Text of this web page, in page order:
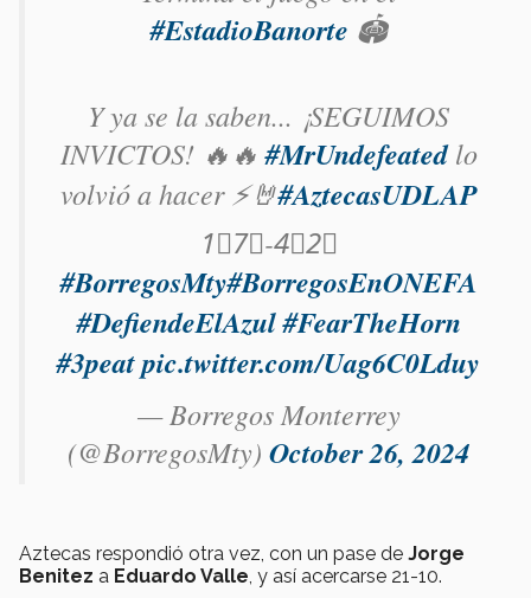
#EstadioBanorte 🏟️
Y ya se la saben... ¡SEGUIMOS
INVICTOS! 🔥🔥#MrUndefeatedlo
volvió a hacer ⚡️🤘#AztecasUDLAP
1⃣7⃣-4⃣2⃣
#BorregosMty#BorregosEnONEFA
#DefiendeElAzul#FearTheHorn
#3peatpic.twitter.com/Uag6C0Lduy
— Borregos Monterrey
(@BorregosMty) October 26, 2024
Aztecas respondió otra vez, con un pase de Jorge
Benitez a Eduardo Valle, y así acercarse 21-10.